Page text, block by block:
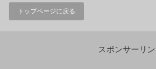
トップページに戻る
スポンサーリ